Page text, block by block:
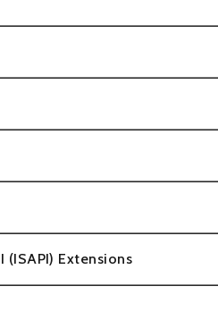
(ISAPI) Extensions